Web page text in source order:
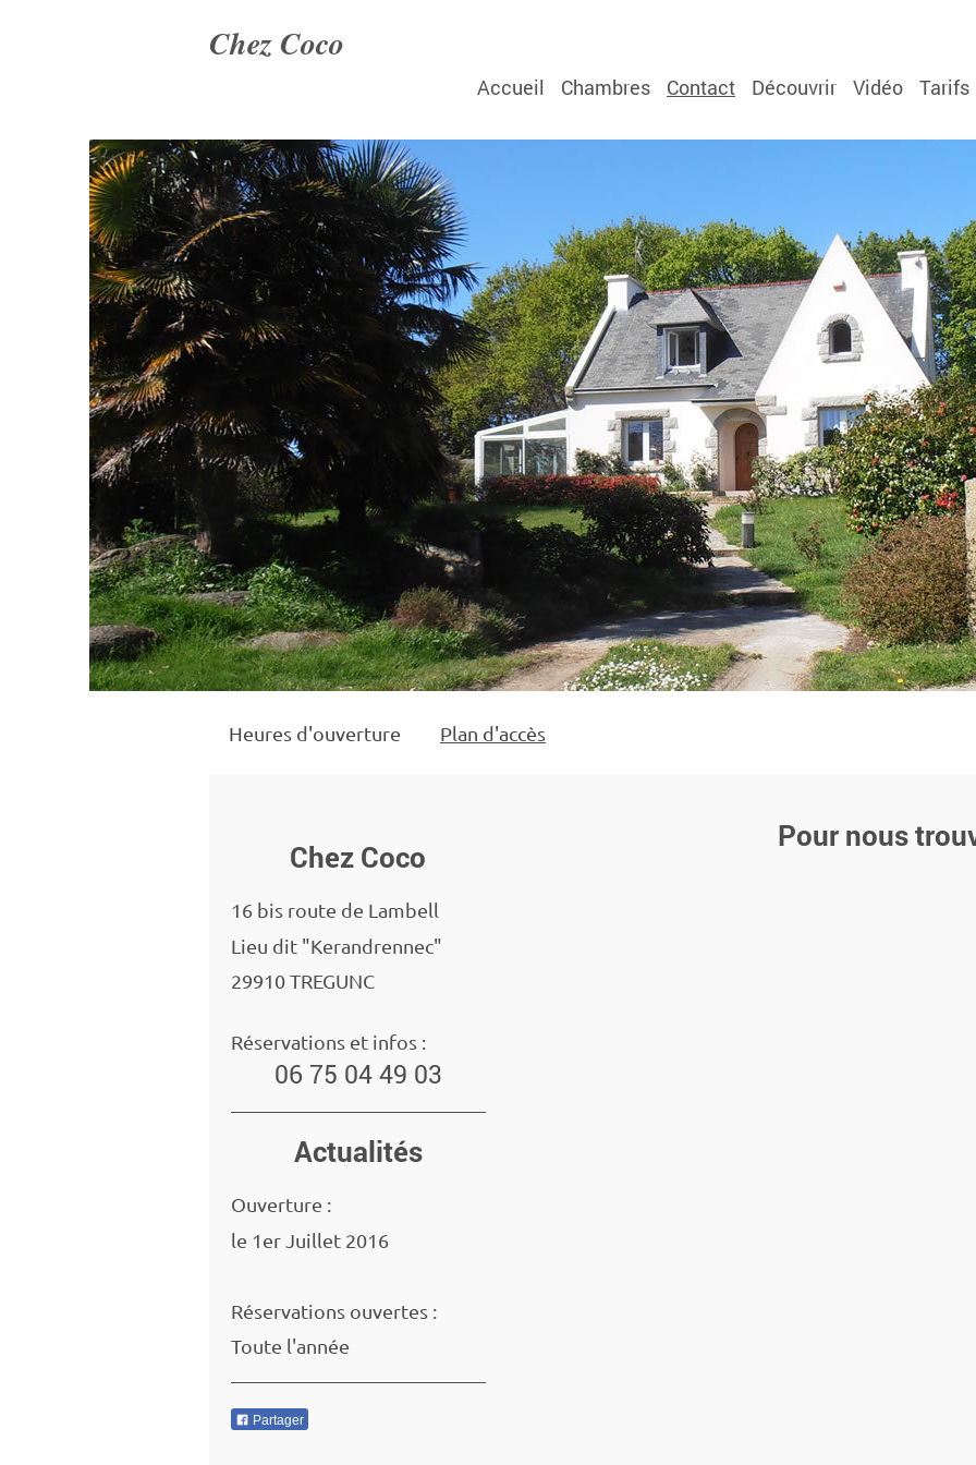
Chez Coco
Accueil Chambres Contact Découvrir Vidéo Tarifs
Heures d'ouverture Plan d'accès
Pour nous
Chez Coco
16 bis route de Lambell
Lieu dit "Kerandrennec"
29910 TREGUNC
Réservations et infos :
06 75 04 49 03
Actualités
Ouverture :
le 1er Juillet 2016
Réservations ouvertes :
Toute l'année
Partager